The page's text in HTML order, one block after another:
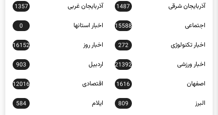
اجتماعی 15588 اخبار استانها 0
اخبار تکنولوژی 272 اخبار روز 16152
اخبار ورزشی 21392 اردبیل 903
اصفهان 1616 اقتصادی 12016
البرز 809 ایلام 584
بازار مالی 32 بوشهر 485